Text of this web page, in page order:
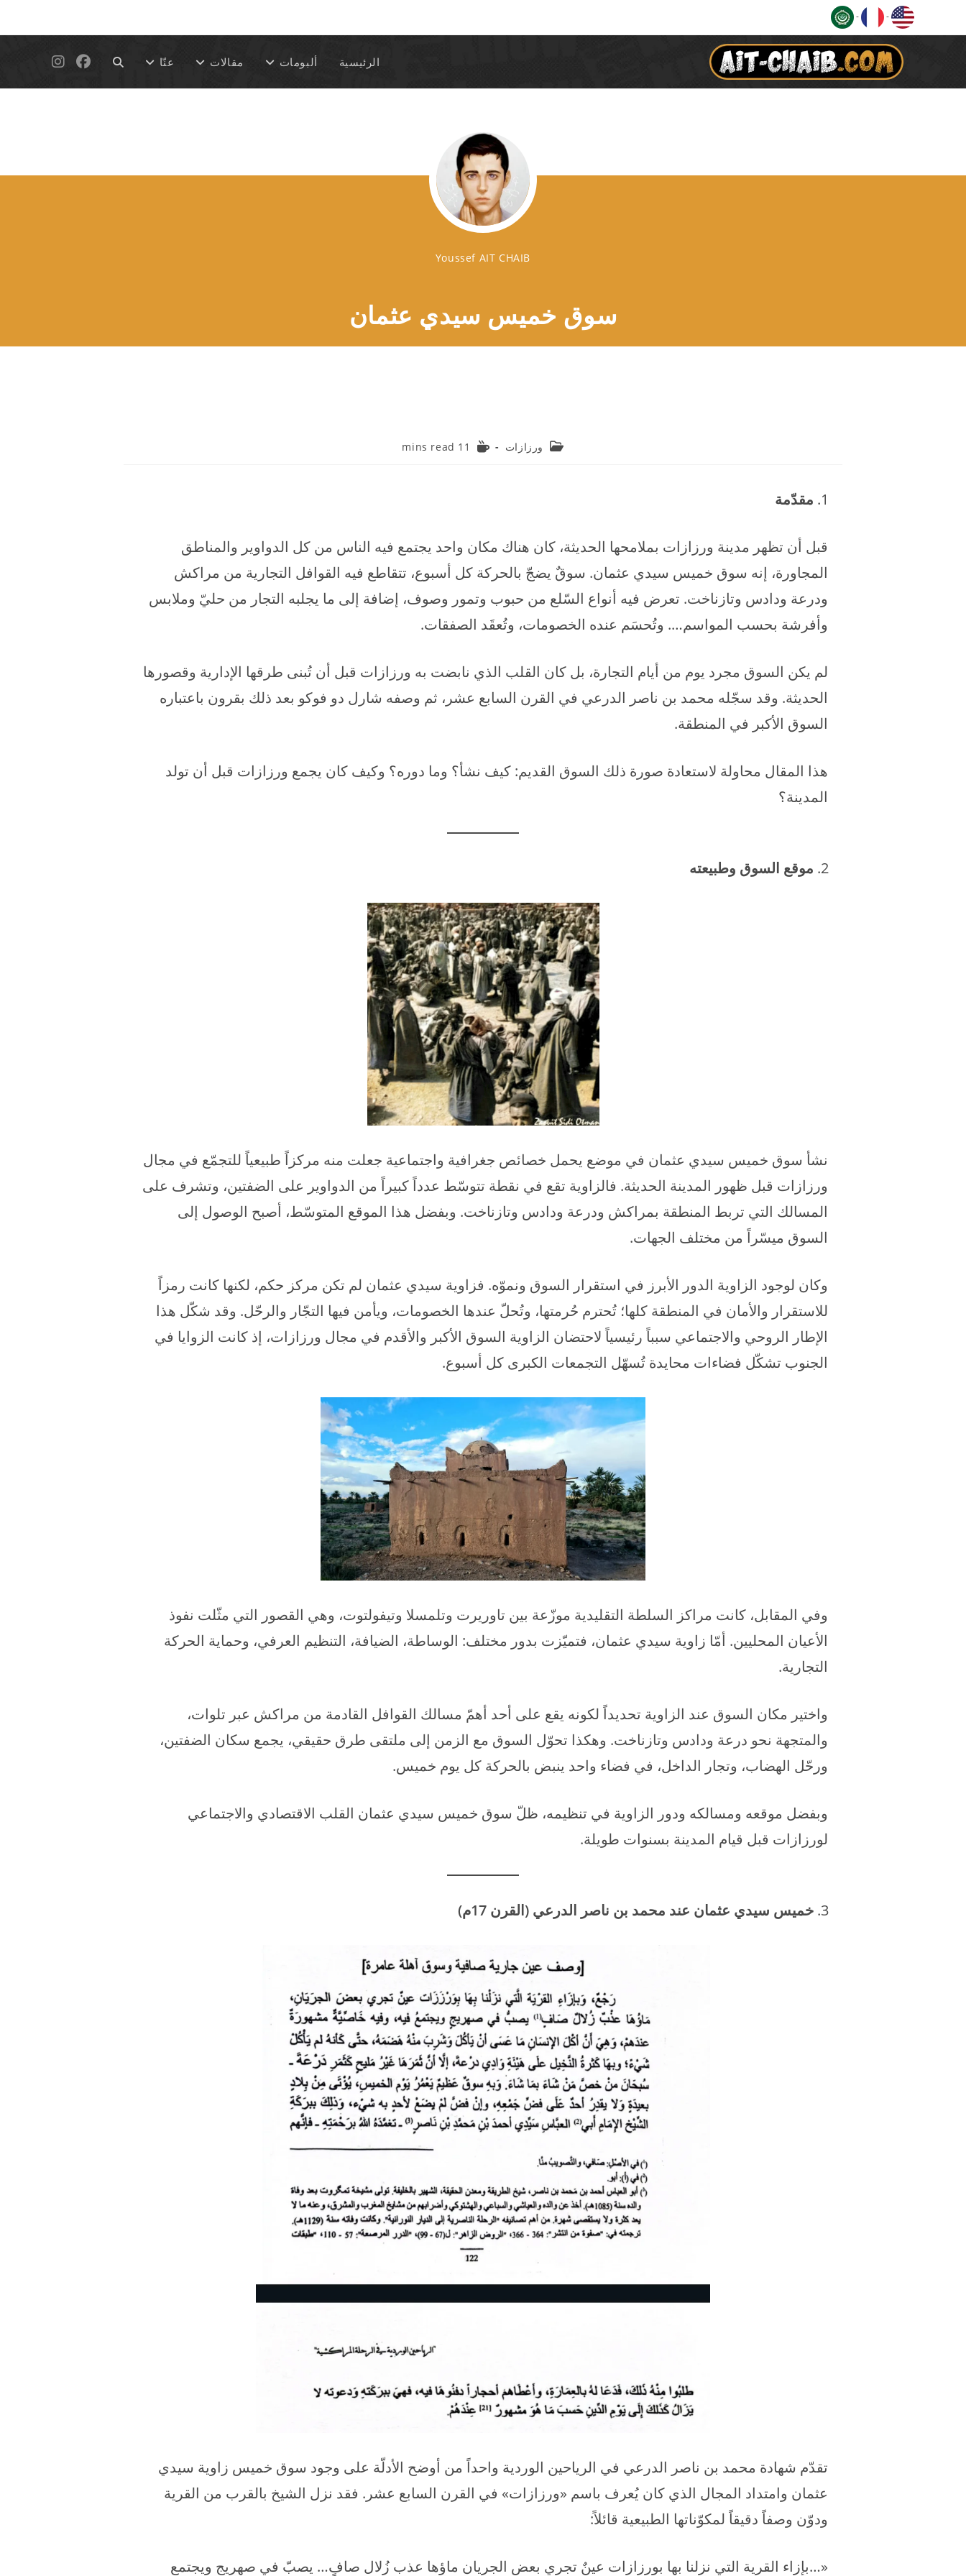
-
-
الرئيسية ألبومات مقالات عنّا Toggle
Youssef AIT CHAIB
سوق خميس سيدي عثمان
Post ورزازات
Reading
11 mins read
مقدّمة
قبل أن تظهر مدينة ورزازات بملامحها الحديثة، كان هناك مكان واحد يجتمع فيه الناس من كل الدواوير والمناطق
المجاورة، إنه سوق خميس سيدي عثمان. سوقٌ يضجّ بالحركة كل أسبوع، تتقاطع فيه القوافل التجارية من مراكش
ودرعة ودادس وتازناخت. تعرض فيه أنواع السّلع من حبوب وتمور وصوف، إضافة إلى ما يجلبه التجار من حليّ وملابس
وأفرشة بحسب المواسم…. وتُحسَم عنده الخصومات، وتُعقَد الصفقات.
لم يكن السوق مجرد يوم من أيام التجارة، بل كان القلب الذي نابضت به ورزازات قبل أن تُبنى طرقها الإدارية وقصورها
الحديثة. وقد سجّله محمد بن ناصر الدرعي في القرن السابع عشر، ثم وصفه شارل دو فوكو بعد ذلك بقرون باعتباره
السوق الأكبر في المنطقة.
هذا المقال محاولة لاستعادة صورة ذلك السوق القديم: كيف نشأ؟ وما دوره؟ وكيف كان يجمع ورزازات قبل أن تولد
المدينة؟
موقع السوق وطبيعته
نشأ سوق خميس سيدي عثمان في موضع يحمل خصائص جغرافية واجتماعية جعلت منه مركزاً طبيعياً للتجمّع في مجال
ورزازات قبل ظهور المدينة الحديثة. فالزاوية تقع في نقطة تتوسّط عدداً كبيراً من الدواوير على الضفتين، وتشرف على
المسالك التي تربط المنطقة بمراكش ودرعة ودادس وتازناخت. وبفضل هذا الموقع المتوسّط، أصبح الوصول إلى
السوق ميسّراً من مختلف الجهات.
وكان لوجود الزاوية الدور الأبرز في استقرار السوق ونموّه. فزاوية سيدي عثمان لم تكن مركز حكم، لكنها كانت رمزاً
للاستقرار والأمان في المنطقة كلها؛ تُحترم حُرمتها، وتُحلّ عندها الخصومات، ويأمن فيها التجّار والرحّل. وقد شكّل هذا
الإطار الروحي والاجتماعي سبباً رئيسياً لاحتضان الزاوية السوق الأكبر والأقدم في مجال ورزازات، إذ كانت الزوايا في
الجنوب تشكّل فضاءات محايدة تُسهّل التجمعات الكبرى كل أسبوع.
وفي المقابل، كانت مراكز السلطة التقليدية موزّعة بين تاوريرت وتلمسلا وتيفولتوت، وهي القصور التي مثّلت نفوذ
الأعيان المحليين. أمّا زاوية سيدي عثمان، فتميّزت بدور مختلف: الوساطة، الضيافة، التنظيم العرفي، وحماية الحركة
التجارية.
واختير مكان السوق عند الزاوية تحديداً لكونه يقع على أحد أهمّ مسالك القوافل القادمة من مراكش عبر تلوات،
والمتجهة نحو درعة ودادس وتازناخت. وهكذا تحوّل السوق مع الزمن إلى ملتقى طرق حقيقي، يجمع سكان الضفتين،
ورحّل الهضاب، وتجار الداخل، في فضاء واحد ينبض بالحركة كل يوم خميس.
وبفضل موقعه ومسالكه ودور الزاوية في تنظيمه، ظلّ سوق خميس سيدي عثمان القلب الاقتصادي والاجتماعي
لورزازات قبل قيام المدينة بسنوات طويلة.
خميس سيدي عثمان عند محمد بن ناصر الدرعي (القرن 17م)
تقدّم شهادة محمد بن ناصر الدرعي في الرياحين الوردية واحداً من أوضح الأدلّة على وجود سوق خميس زاوية سيدي
عثمان وامتداد المجال الذي كان يُعرف باسم «ورزازات» في القرن السابع عشر. فقد نزل الشيخ بالقرب من القرية
ودوّن وصفاً دقيقاً لمكوّناتها الطبيعية قائلاً:
«…بإزاء القرية التي نزلنا بها بورزازات عينٌ تجري بعض الجريان ماؤها عذب زُلال صافٍ… يصبّ في صهريج ويجتمع